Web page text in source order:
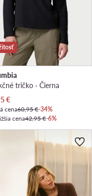
tričko · Čierna
cena
€
cena60,95 €-34%
cena42,95 €-6%